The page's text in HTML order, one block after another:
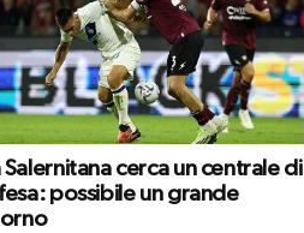
Salernitana cerca un centrale di
possibile un grande